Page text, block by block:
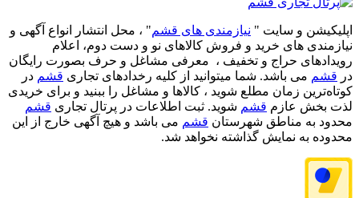
اپلیکیشن و سایت " نیازمندی های قشم" ، محل انتشار انواع آگهی و
نیازمندی های خرید و فروش کالاهای نو و دست‌ دوم، اعلام
رویدادهای حراج و تخفیف ، معرفی مشاغل و حرف بصورت رایگان
در قشم می باشد. شما میتوانید از کلیه رخدادهای تجاری قشم در
کوتاه‌ترین زمان مطلع شوید ، کالاها و مشاغل را ببنید و برای خریدی
لذت بخش عازم قشم شوید. ثبت اطلاعات در پرتال تجاری قشم
محدود به مناطق شهرستان قشم می باشد و هیچ آگهی خارج از این
محدوده به نمایش گذاشته نخواهد شد.